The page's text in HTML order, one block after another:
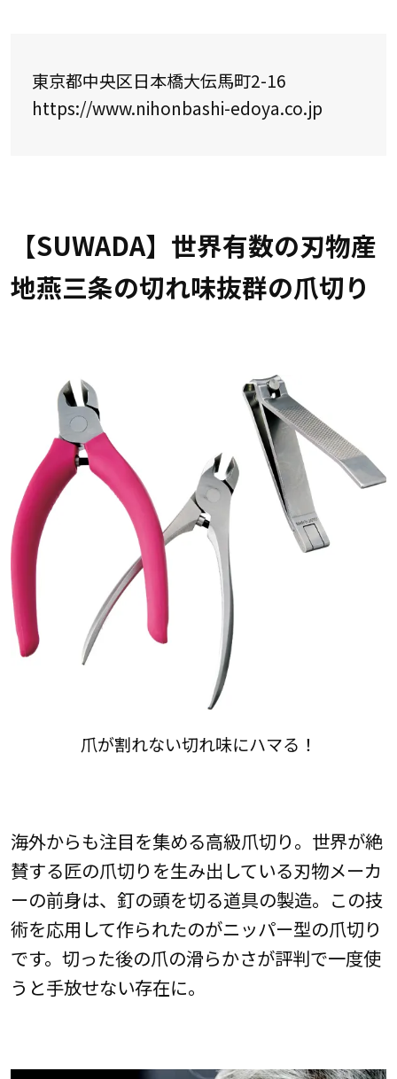
東京都中央区日本橋大伝馬町2-16
https://www.nihonbashi-edoya.co.jp
【SUWADA】世界有数の刃物産
地燕三条の切れ味抜群の爪切り
爪が割れない切れ味にハマる！
海外からも注目を集める高級爪切り。世界が絶
賛する匠の爪切りを生み出している刃物メーカ
ーの前身は、釘の頭を切る道具の製造。この技
術を応用して作られたのがニッパー型の爪切り
です。切った後の爪の滑らかさが評判で一度使
うと手放せない存在に。